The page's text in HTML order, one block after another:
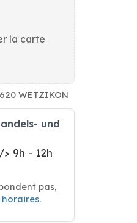
la carte
WETZIKON
und
9h - 12h
pas,
horaires.